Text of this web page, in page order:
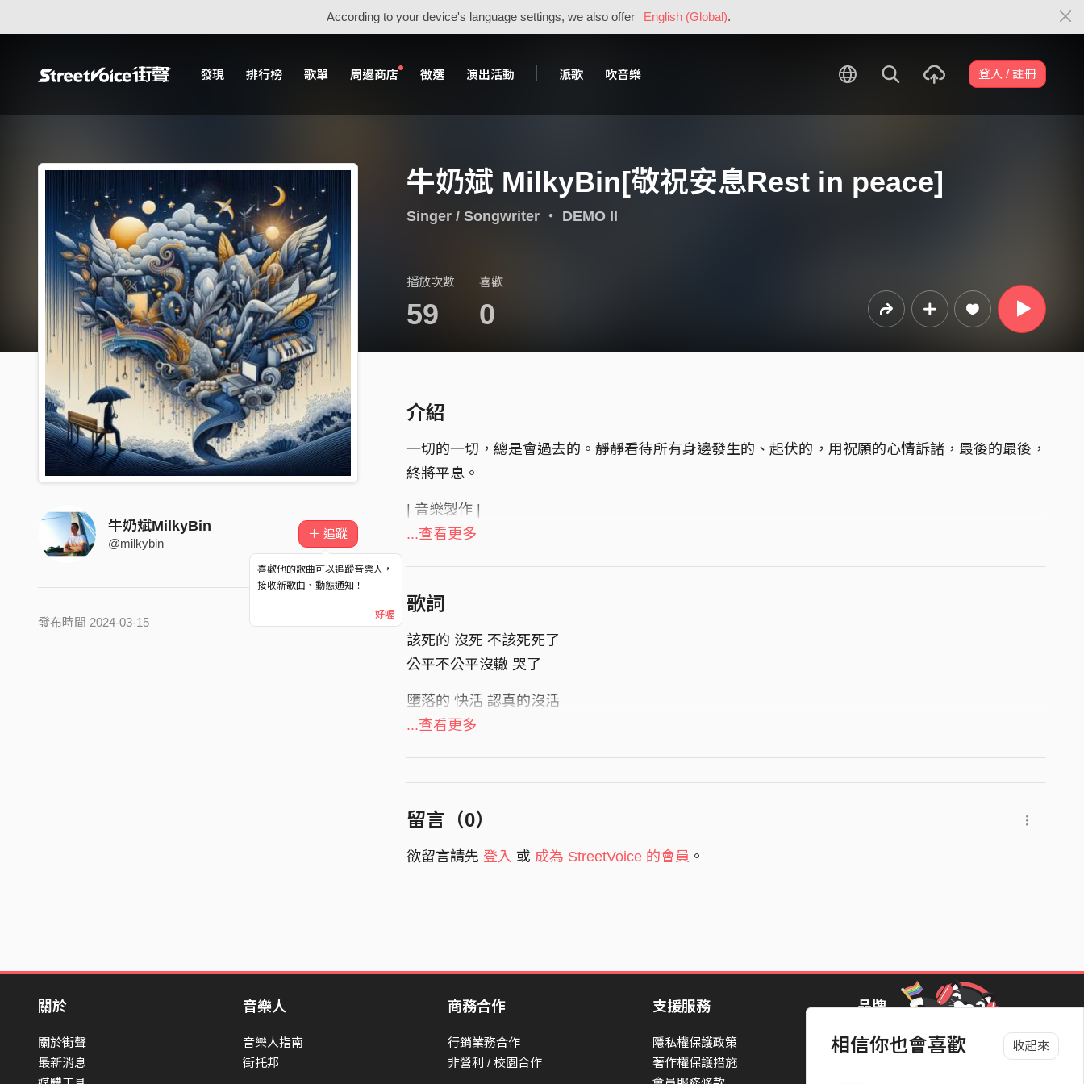
According to your device's language settings, we also offer English (Global).
發現 排行榜 歌單 周邊商店 徵選 演出活動 派歌 吹音樂 登入 / 註冊
相信你也會喜歡 收起來
牛奶斌 MilkyBin[敬祝安息Rest in peace]
Singer / Songwriter・ DEMO II
播放次數
59
喜歡
0
牛奶斌MilkyBin
@milkybin
＋ 追蹤
喜歡他的歌曲可以追蹤音樂人，
接收新歌曲、動態通知！
好喔
發布時間 2024-03-15
介紹
一切的一切，總是會過去的。靜靜看待所有身邊發生的、起伏的，用祝願的心情訴諸，最後的最後，
終將平息。
| 音樂製作 |
製作人 Producer ：牛奶斌 MilkyBin
編曲 Music Arrangement：牛奶斌 MilkyBin
...查看更多
歌詞
該死的 沒死 不該死死了
公平不公平沒轍 哭了
墮落的 快活 認真的沒活
承認不對等等等死了
敬祝安息 騷動終將會平息
不要懷疑 總有一天會過去
敬祝安息 欲望終究是幻影
是會平靜 會有一片雲 等你
敬祝安息 所有騷動都平息
敬祝安息 欲望終究是幻影
...查看更多
留言（0）
欲留言請先 登入 或 成為 StreetVoice 的會員 。
關於
關於街聲
最新消息
音樂人
音樂人指南
街托邦
商務合作
行銷業務合作
非營利 / 校園合作
支援服務
隱私權保護政策
著作權保護措施
品牌
StreetVoice Awards 街聲音樂獎